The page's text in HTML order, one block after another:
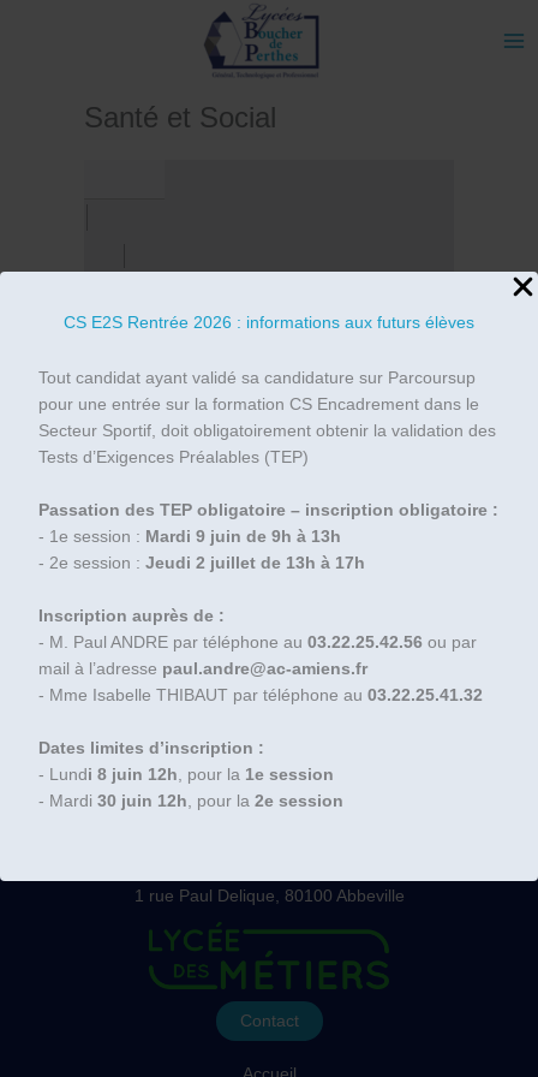
CS E2S Rentrée 2026 : informations aux futurs élèves
Tout candidat ayant validé sa candidature sur Parcoursup
pour une entrée sur la formation CS Encadrement dans le
Secteur Sportif, doit obligatoirement obtenir la validation des
Tests d’Exigences Préalables (TEP)
Passation des TEP obligatoire – inscription obligatoire :
- 1e session : Mardi 9 juin de 9h à 13h
- 2e session : Jeudi 2 juillet de 13h à 17h
Inscription auprès de :
- M. Paul ANDRE par téléphone au 03.22.25.42.56 ou par
mail à l’adresse paul.andre@ac-amiens.fr
- Mme Isabelle THIBAUT par téléphone au 03.22.25.41.32
Dates limites d’inscription :
- Lundi 8 juin 12h , pour la 1e session
- Mardi 30 juin 12h , pour la 2e session
Santé et Social
1 rue Paul Delique, 80100 Abbeville
Contact